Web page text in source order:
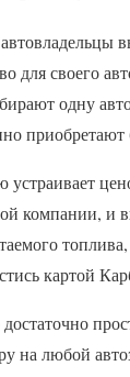
для своего
одну
приобретают
устраивает
компании, и
картой
на любой